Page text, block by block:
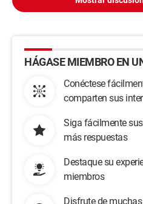
HÁGASE MIEMBRO EN
Conéctese
comparten sus
Siga fácilmente
más respuestas
Destaque su
miembros
Disfrute de